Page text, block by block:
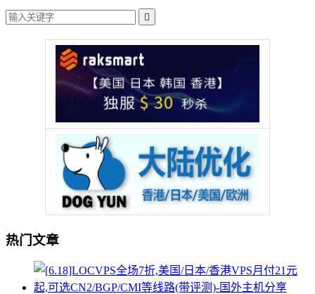

热门文章